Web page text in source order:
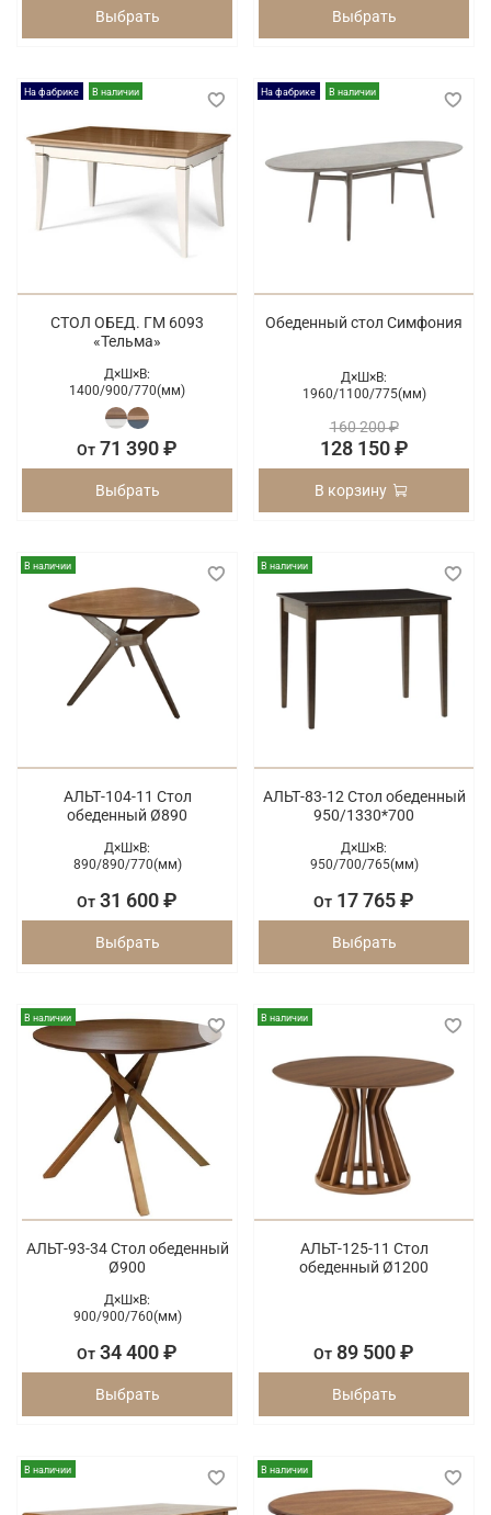
Выбрать Выбрать
На фабрике В наличии
СТОЛ ОБЕД. ГМ 6093
«Тельма»
Д×Ш×В:
1400/900/770(мм)
От 71 390 ₽
Выбрать
На фабрике В наличии
Обеденный стол Симфония
Д×Ш×В:
1960/1100/775(мм)
160 200 ₽
128 150 ₽
В корзину
В наличии
АЛЬТ-104-11 Стол
обеденный Ø890
Д×Ш×В:
890/890/770(мм)
От 31 600 ₽
Выбрать
В наличии
АЛЬТ-83-12 Стол обеденный
950/1330*700
Д×Ш×В:
950/700/765(мм)
От 17 765 ₽
Выбрать
В наличии
АЛЬТ-93-34 Стол обеденный
Ø900
Д×Ш×В:
900/900/760(мм)
От 34 400 ₽
Выбрать
В наличии
АЛЬТ-125-11 Стол
обеденный Ø1200
От 89 500 ₽
Выбрать
В наличии В наличии